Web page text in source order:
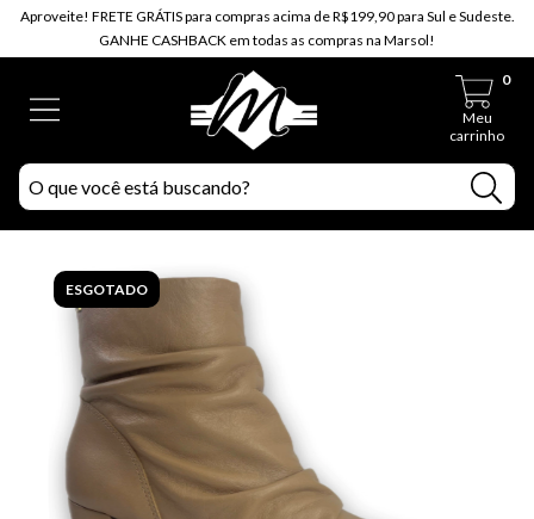
Aproveite! FRETE GRÁTIS para compras acima de R$199,90 para Sul e Sudeste.
GANHE CASHBACK em todas as compras na Marsol!
Meu
carrinho
0
ESGOTADO